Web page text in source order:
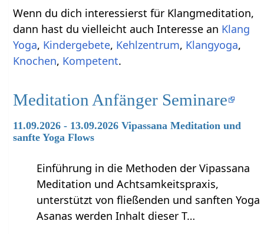
Wenn du dich interessierst für Klangmeditation,
dann hast du vielleicht auch Interesse an Klang
Yoga, Kindergebete, Kehlzentrum, Klangyoga,
Knochen, Kompetent.
Meditation Anfänger Seminare
11.09.2026 - 13.09.2026 Vipassana Meditation und
sanfte Yoga Flows
Einführung in die Methoden der Vipassana
Meditation und Achtsamkeitspraxis,
unterstützt von fließenden und sanften Yoga
Asanas werden Inhalt dieser T…